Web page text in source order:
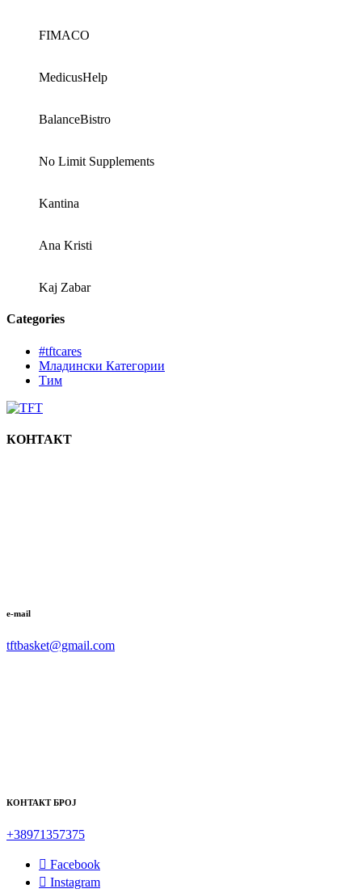
FIMACO
MedicusHelp
BalanceBistro
No Limit Supplements
Kantina
Ana Kristi
Kaj Zabar
Categories
#tftcares
Младински Категории
Тим
КОНТАКТ
e-mail
tftbasket@gmail.com
КОНТАКТ БРОЈ
+38971357375
Facebook
Instagram